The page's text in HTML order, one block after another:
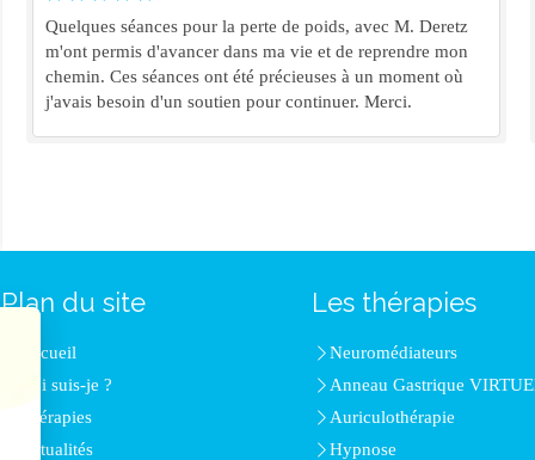
Quelques séances pour la perte de poids, avec M. Deretz
m'ont permis d'avancer dans ma vie et de reprendre mon
chemin. Ces séances ont été précieuses à un moment où
j'avais besoin d'un soutien pour continuer. Merci.
Plan du site
Accueil
Qui suis-je ?
Thérapies
Actualités
Les thérapies
Neuromédiateurs
Anneau Gastrique
Auriculothérapie
Hypnose